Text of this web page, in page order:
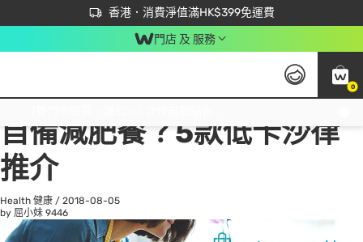
香港．消費淨值滿HK$399免運費
立即成為易賞錢會員盡享獨家優惠
首次APP下單買滿$450 輸入 NEWAPP 即減$50
門店 及 服務
0
All
自備減肥餐？5款低卡沙律
推介
Health 健康 / 2018-08-05
by 屈小妹 9446